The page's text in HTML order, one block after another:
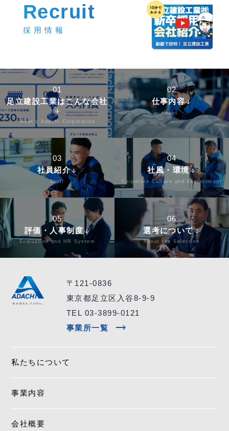
Recruit
採用情報
01
足立建設工業はこんな会社
arrow_downward
What’s Adachi Corporation
02
仕事内容arrow_downward
Jobs
03
社員紹介arrow_downward
Staff
04
社風・環境arrow_downward
Corporate Culture and Environment
05
評価・人事制度 arrow_downward
Evaluation and HR System
06
選考についてarrow_downward
About the Selection
〒121-0836
東京都足立区入谷8-9-9
TEL 03-3899-0121
事業所一覧
trending_flat
私たちについて
事業内容
会社概要